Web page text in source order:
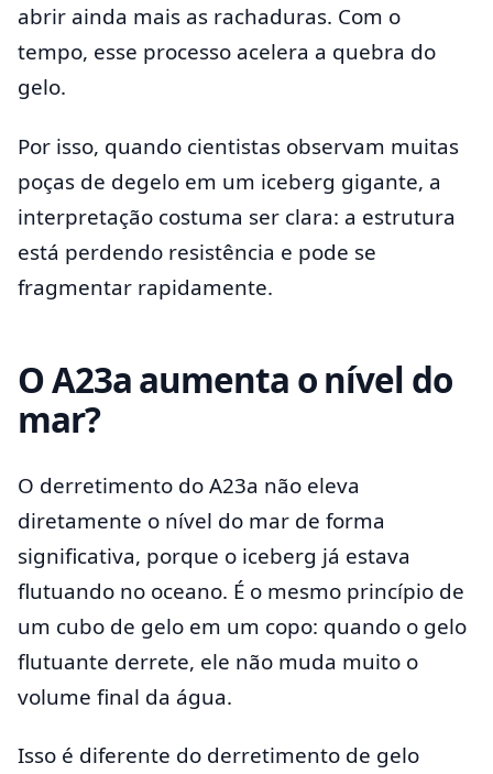
abrir ainda mais as rachaduras. Com o
tempo, esse processo acelera a quebra do
gelo.
Por isso, quando cientistas observam muitas
poças de degelo em um iceberg gigante, a
interpretação costuma ser clara: a estrutura
está perdendo resistência e pode se
fragmentar rapidamente.
O A23a aumenta o nível do
mar?
O derretimento do A23a não eleva
diretamente o nível do mar de forma
significativa, porque o iceberg já estava
flutuando no oceano. É o mesmo princípio de
um cubo de gelo em um copo: quando o gelo
flutuante derrete, ele não muda muito o
volume final da água.
Isso é diferente do derretimento de gelo